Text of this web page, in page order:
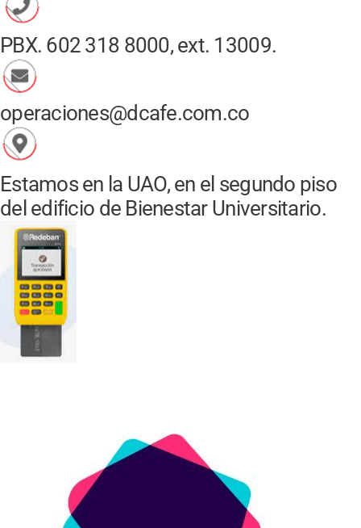
PBX. 602 318 8000, ext. 13009.
operaciones@dcafe.com.co
Estamos en la UAO, en el segundo piso
del edificio de Bienestar Universitario.